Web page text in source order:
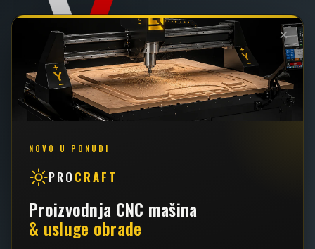
022 / 2 - 102 - 111
062 / 426 - 034
×
NOVO U PONUDI
PRO CRAFT
Proizvodnja CNC mašina
& usluge obrade